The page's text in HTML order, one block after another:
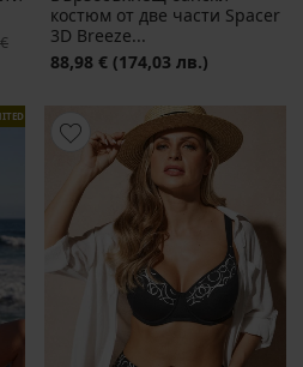
цена
костюм от две части Spacer
3D Breeze...
88,98 € (174,03 лв.)